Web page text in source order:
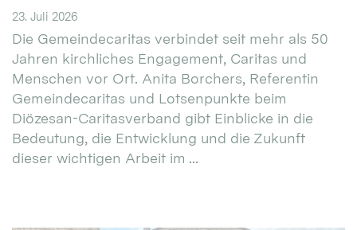
23. Juli 2026
Die Gemeindecaritas verbindet seit mehr als 50
Jahren kirchliches Engagement, Caritas und
Menschen vor Ort. Anita Borchers, Referentin
Gemeindecaritas und Lotsenpunkte beim
Diözesan-Caritasverband gibt Einblicke in die
Bedeutung, die Entwicklung und die Zukunft
dieser wichtigen Arbeit im ...